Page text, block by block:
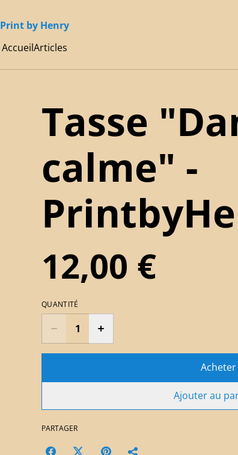
Print by Henry
AccueilArticles
Tasse
calme" -
12,00 €
QUANTITÉ
Acheter
Ajouter au
PARTAGER